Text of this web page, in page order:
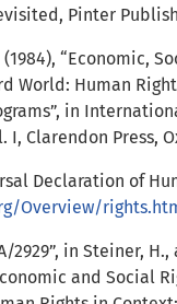
Pinter
“Economic,
World: Human
in
I, Clarendon Press,
Declaration of
Overview/
2929”, in Steiner, H.,
and Social